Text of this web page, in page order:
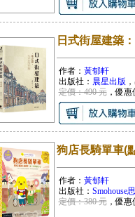
日式街屋建築
作者： 黃郁軒
出版社： 晨星出版
定價：490 元，優惠
狗店長騎單車(
作者： 黃郁軒
出版社： Smohouse
定價：380 元，優惠